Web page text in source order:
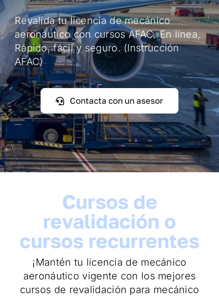
Revalida tu licencia de mecánico
aeronáutico con cursos AFAC. En línea,
Rápido, fácil y seguro. (Instrucción
AFAC)
Contacta con un asesor
Cursos de
revalidación o
cursos recurrentes
¡Mantén tu licencia de mecánico
aeronáutico vigente con los mejores
cursos de revalidación para mecánico